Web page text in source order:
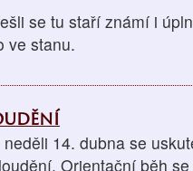
se tu staří známí i
ve stanu.
neděli 14. dubna se
Orientační běh